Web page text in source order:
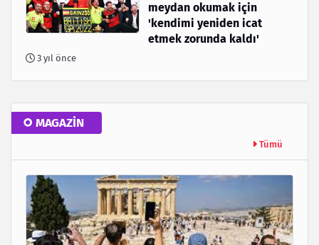
meydan okumak için
'kendimi yeniden icat
etmek zorunda kaldı'
3 yıl önce
MAGAZİN
Tümü